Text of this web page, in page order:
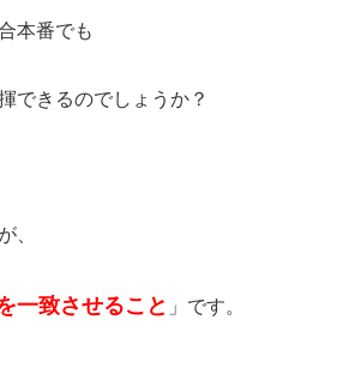
本番でも
できるのでしょうか？
、
一致させること 」です。